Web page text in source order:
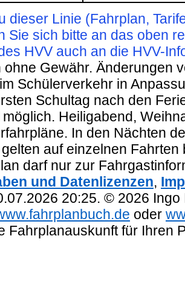
dieser Linie (Fahrplan,
Sie sich bitte an das oben
HVV auch an die HVV-
ohne Gewähr. Änderungen
Schülerverkehr in
Schultag nach den
Heiligabend,
In den Nächten
auf einzelnen
darf nur zur
und Datenlizenzen,
20:25. © 2026
oder
Fahrplanauskunft für Ihren